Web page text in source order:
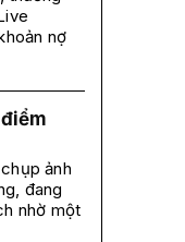
nợ
ảnh
đang
nhờ một